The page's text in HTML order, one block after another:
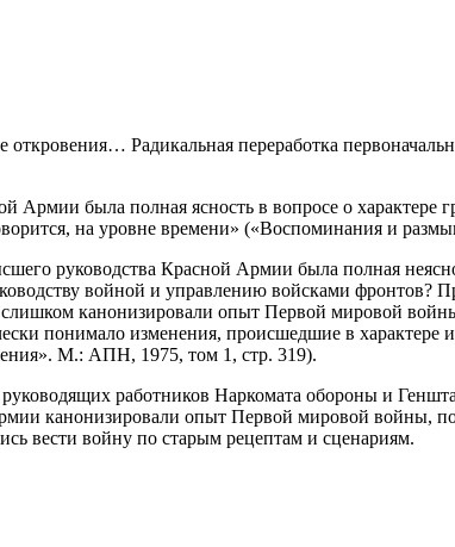
Радикальная переработка
была полная ясность в вопросе о характере
на уровне времени» («Воспоминания и
руководства Красной Армии была полная
войной и управлению войсками фронтов?
канонизировали опыт Первой мировой
понимало изменения, происшедшие в
М.: АПН, 1975, том 1, стр. 319).
работников Наркомата обороны и
канонизировали опыт Первой мировой войны,
вести войну по старым рецептам и сценариям.